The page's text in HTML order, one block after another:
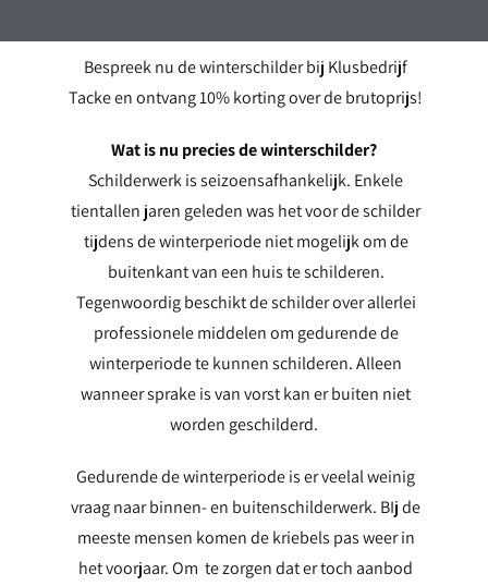
Bespreek nu de winterschilder bij Klusbedrijf
Tacke en ontvang 10% korting over de brutoprijs!
Wat is nu precies de winterschilder?
Schilderwerk is seizoensafhankelijk. Enkele
tientallen jaren geleden was het voor de schilder
tijdens de winterperiode niet mogelijk om de
buitenkant van een huis te schilderen.
Tegenwoordig beschikt de schilder over allerlei
professionele middelen om gedurende de
winterperiode te kunnen schilderen. Alleen
wanneer sprake is van vorst kan er buiten niet
worden geschilderd.
Gedurende de winterperiode is er veelal weinig
vraag naar binnen- en buitenschilderwerk. BIj de
meeste mensen komen de kriebels pas weer in
het voorjaar. Om te zorgen dat er toch aanbod